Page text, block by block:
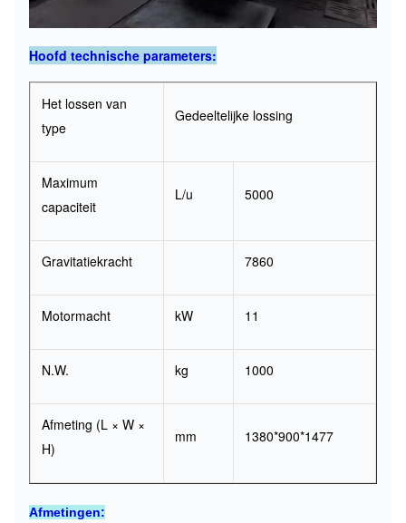
Hoofd technische parameters:
Het lossen van
type
Gedeeltelijke lossing
Maximum
capaciteit
L/u 5000
Gravitatiekracht 7860
Motormacht kW 11
N.W. kg 1000
Afmeting (L × W ×
H)
mm 1380*900*1477
Afmetingen: